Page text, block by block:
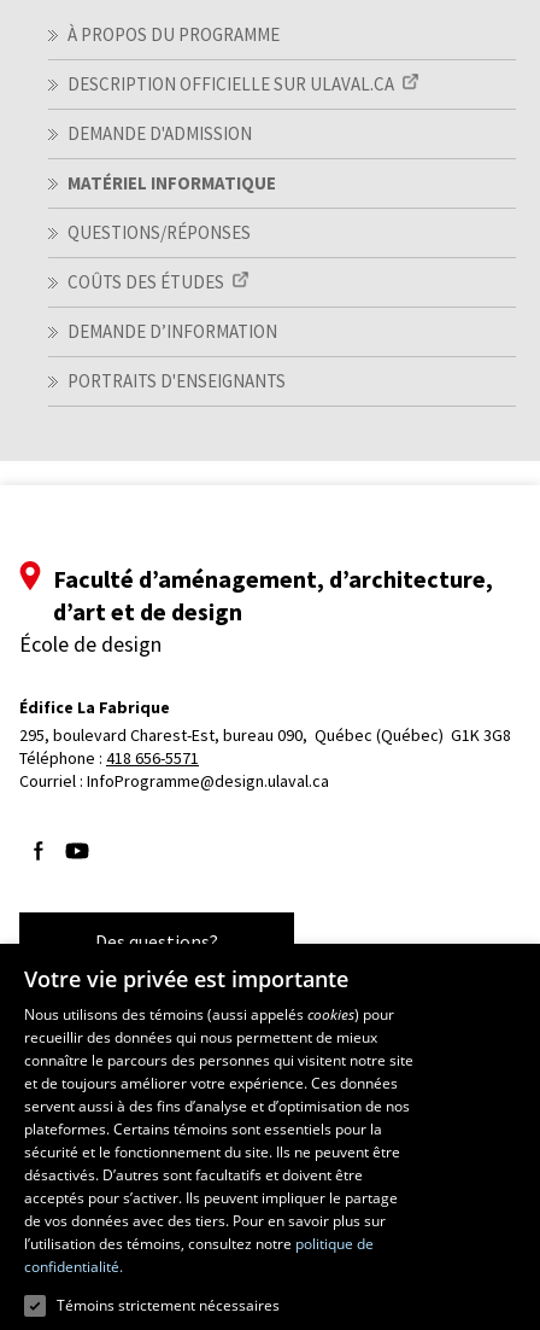
À PROPOS DU PROGRAMME
DESCRIPTION OFFICIELLE SUR ULAVAL.CA
DEMANDE D'ADMISSION
MATÉRIEL INFORMATIQUE
QUESTIONS/RÉPONSES
COÛTS DES ÉTUDES
DEMANDE D’INFORMATION
PORTRAITS D'ENSEIGNANTS
Faculté d’aménagement, d’architecture,
d’art et de design
École de design
Édifice La Fabrique
295, boulevard Charest-Est, bureau 090, Québec (Québec)  G1K 3G8
Téléphone : 418 656-5571
Courriel : InfoProgramme@design.ulaval.ca
Suivez-nous sur Facebook
Suivez-nous sur YouTube
Des questions?
Les écoles et la recherche
École d’architecture
École d’art
École supérieure d’aménagement du territoire et de développement
régional
Centre de recherche en aménagement et développement
Votre vie privée est importante
Nous utilisons des témoins (aussi appeléscookies) pour
recueillir des données qui nous permettent de mieux
connaître le parcours des personnes qui visitent notre site
et de toujours améliorer votre expérience. Ces données
servent aussi à des fins d’analyse et d’optimisation de nos
plateformes. Certains témoins sont essentiels pour la
sécurité et le fonctionnement du site. Ils ne peuvent être
désactivés. D’autres sont facultatifs et doivent être
acceptés pour s’activer. Ils peuvent impliquer le partage
de vos données avec des tiers. Pour en savoir plus sur
l’utilisation des témoins, consultez notre politique de
confidentialité.
Témoins strictement nécessaires